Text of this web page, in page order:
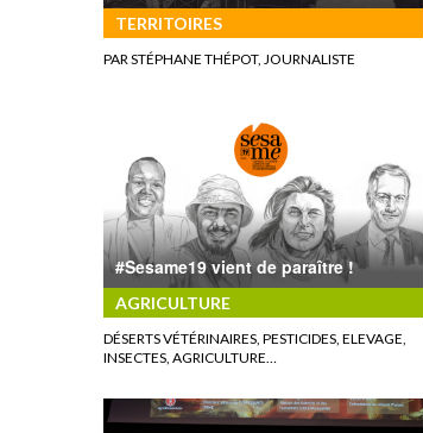
TERRITOIRES
PAR STÉPHANE THÉPOT, JOURNALISTE
#Sesame19 vient de paraître !
AGRICULTURE
DÉSERTS VÉTÉRINAIRES, PESTICIDES, ELEVAGE,
INSECTES, AGRICULTURE…